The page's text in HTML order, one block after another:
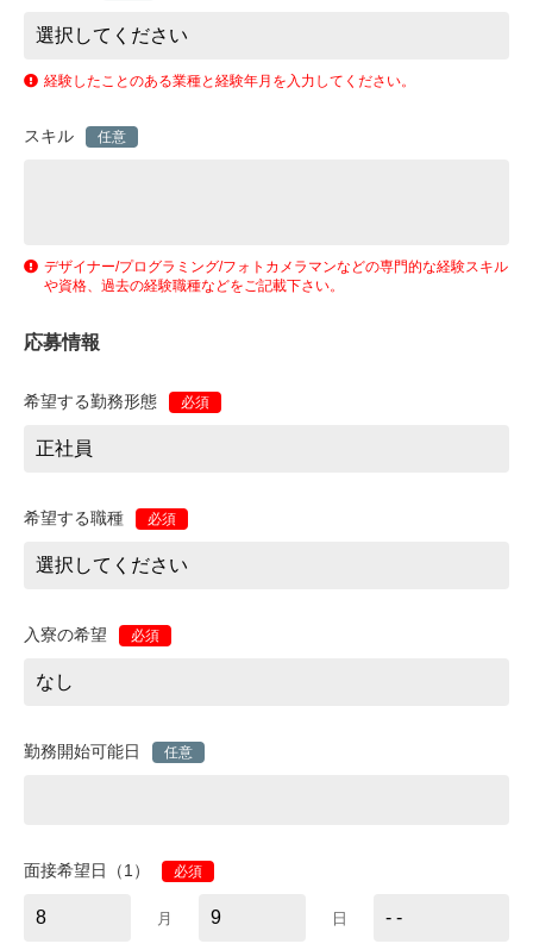
経験したことのある業種と経験年月を入力してください。
スキル 任意
デザイナー/プログラミング/フォトカメラマンなどの専門的な経験スキル
や資格、過去の経験職種などをご記載下さい。
応募情報
希望する勤務形態 必須
希望する職種 必須
入寮の希望 必須
勤務開始可能日 任意
面接希望日（1） 必須
月 日